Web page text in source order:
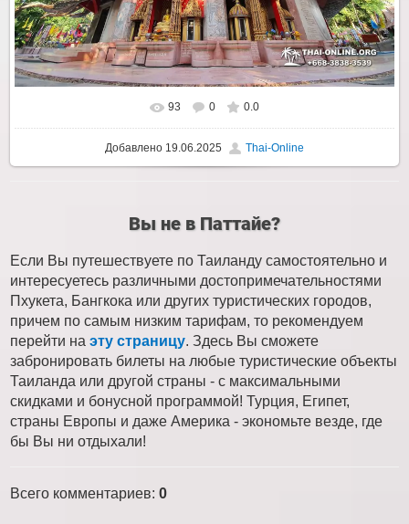
93 0 0.0
Добавлено 19.06.2025 Thai-Online
Вы не в Паттайе?
Если Вы путешествуете по Таиланду самостоятельно и
интересуетесь различными достопримечательностями
Пхукета, Бангкока или других туристических городов,
причем по самым низким тарифам, то рекомендуем
перейти на эту страницу. Здесь Вы сможете
забронировать билеты на любые туристические объекты
Таиланда или другой страны - с максимальными
скидками и бонусной программой! Турция, Египет,
страны Европы и даже Америка - экономьте везде, где
бы Вы ни отдыхали!
Всего комментариев: 0